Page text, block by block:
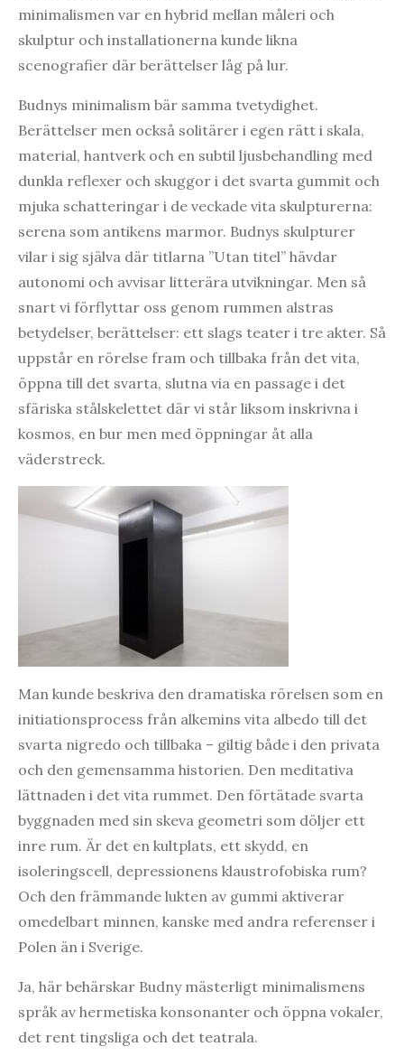
minimalismen var en hybrid mellan måleri och
skulptur och installationerna kunde likna
scenografier där berättelser låg på lur.
Budnys minimalism bär samma tvetydighet.
Berättelser men också solitärer i egen rätt i skala,
material, hantverk och en subtil ljusbehandling med
dunkla reflexer och skuggor i det svarta gummit och
mjuka schatteringar i de veckade vita skulpturerna:
serena som antikens marmor. Budnys skulpturer
vilar i sig själva där titlarna ”Utan titel” hävdar
autonomi och avvisar litterära utvikningar. Men så
snart vi förflyttar oss genom rummen alstras
betydelser, berättelser: ett slags teater i tre akter. Så
uppstår en rörelse fram och tillbaka från det vita,
öppna till det svarta, slutna via en passage i det
sfäriska stålskelettet där vi står liksom inskrivna i
kosmos, en bur men med öppningar åt alla
väderstreck.
Man kunde beskriva den dramatiska rörelsen som en
initiationsprocess från alkemins vita albedo till det
svarta nigredo och tillbaka – giltig både i den privata
och den gemensamma historien. Den meditativa
lättnaden i det vita rummet. Den förtätade svarta
byggnaden med sin skeva geometri som döljer ett
inre rum. Är det en kultplats, ett skydd, en
isoleringscell, depressionens klaustrofobiska rum?
Och den främmande lukten av gummi aktiverar
omedelbart minnen, kanske med andra referenser i
Polen än i Sverige.
Ja, här behärskar Budny mästerligt minimalismens
språk av hermetiska konsonanter och öppna vokaler,
det rent tingsliga och det teatrala.